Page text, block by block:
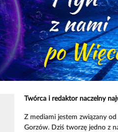
Twórca i redaktor naczelny
Z mediami jestem związany
Gorzów. Dziś tworzę jedno z